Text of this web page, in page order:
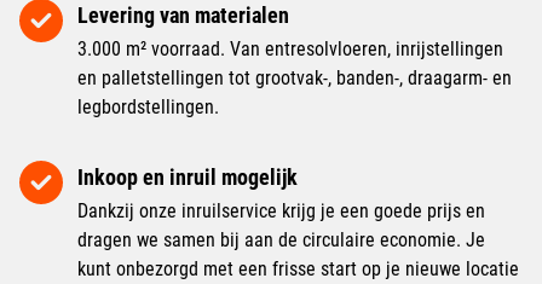
Levering van materialen
3.000 m² voorraad. Van entresolvloeren, inrijstellingen
en palletstellingen tot grootvak-, banden-, draagarm- en
legbordstellingen.
Inkoop en inruil mogelijk
Dankzij onze inruilservice krijg je een goede prijs en
dragen we samen bij aan de circulaire economie. Je
kunt onbezorgd met een frisse start op je nieuwe locatie